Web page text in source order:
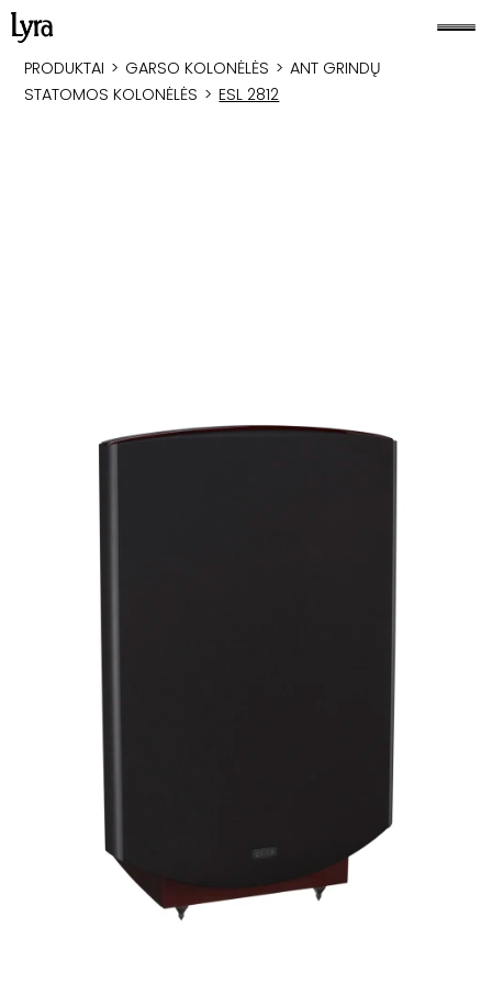
PRODUKTAI > GARSO KOLONĖLĖS > ANT GRINDŲ
STATOMOS KOLONĖLĖS > ESL 2812